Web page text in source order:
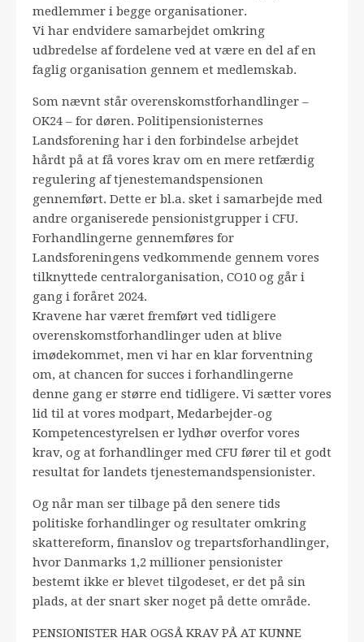
medlemmer i begge organisationer.
Vi har endvidere samarbejdet omkring
udbredelse af fordelene ved at være en del af en
faglig organisation gennem et medlemskab.
Som nævnt står overenskomstforhandlinger –
OK24 – for døren. Politipensionisternes
Landsforening har i den forbindelse arbejdet
hårdt på at få vores krav om en mere retfærdig
regulering af tjenestemandspensionen
gennemført. Dette er bl.a. sket i samarbejde med
andre organiserede pensionistgrupper i CFU.
Forhandlingerne gennemføres for
Landsforeningens vedkommende gennem vores
tilknyttede centralorganisation, CO10 og går i
gang i foråret 2024.
Kravene har været fremført ved tidligere
overenskomstforhandlinger uden at blive
imødekommet, men vi har en klar forventning
om, at chancen for succes i forhandlingerne
denne gang er større end tidligere. Vi sætter vores
lid til at vores modpart, Medarbejder-og
Kompetencestyrelsen er lydhør overfor vores
krav, og at forhandlinger med CFU fører til et godt
resultat for landets tjenestemandspensionister.
Og når man ser tilbage på den senere tids
politiske forhandlinger og resultater omkring
skattereform, finanslov og trepartsforhandlinger,
hvor Danmarks 1,2 millioner pensionister
bestemt ikke er blevet tilgodeset, er det på sin
plads, at der snart sker noget på dette område.
PENSIONISTER HAR OGSÅ KRAV PÅ AT KUNNE